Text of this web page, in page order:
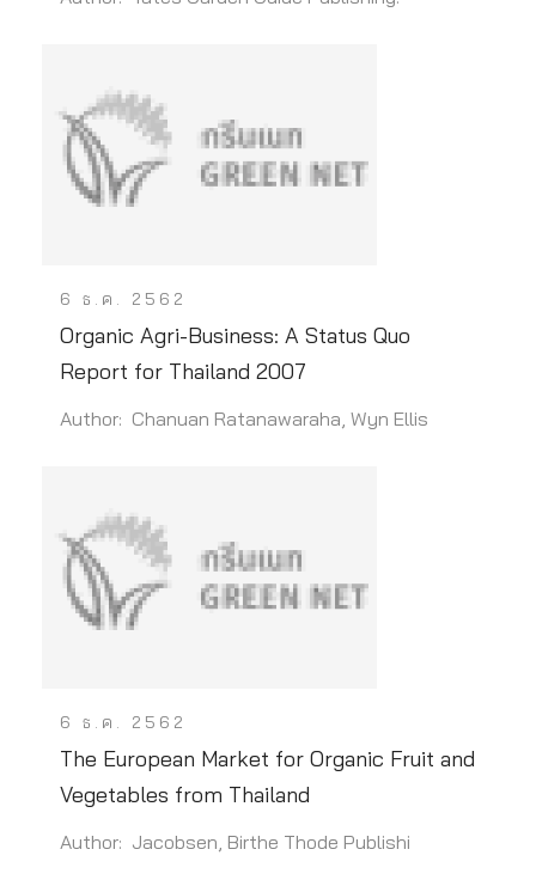
6 ธ.ค. 2562
Organic Agri-Business: A Status Quo
Report for Thailand 2007
Author: Chanuan Ratanawaraha, Wyn Ellis
6 ธ.ค. 2562
The European Market for Organic Fruit and
Vegetables from Thailand
Author: Jacobsen, Birthe Thode Publishi